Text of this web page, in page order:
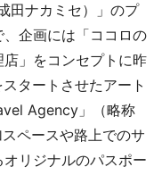
田ナカミセ）」のプ
企画には「ココロの
」をコンセプトに昨
タートさせたアート
Agency」（略称
ペースや路上でのサ
リジナルのパスポー